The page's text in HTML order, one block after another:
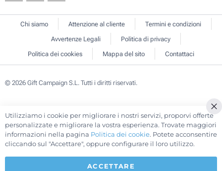
Chi siamo Attenzione al cliente
Termini e condizioni
Avvertenze Legali
Politica di privacy
Politica dei cookies
Mappa del sito Contattaci
© 2026 Gift Campaign S.L. Tutti i diritti riservati.
Utilizziamo i cookie per migliorare i nostri servizi, proporvi offerte
personalizzate e migliorare la vostra esperienza. Trovate maggiori
informazioni nella pagina Politica dei cookie. Potete acconsentire
cliccando sul "Accettare", oppure configurare il loro utilizzo.
ACCETTARE